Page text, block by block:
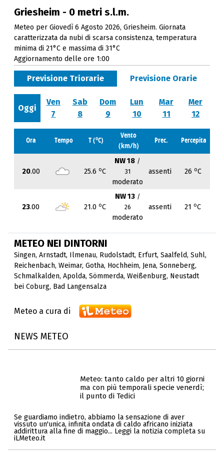
Griesheim - 0 metri s.l.m.
Meteo per Giovedì 6 Agosto 2026, Griesheim. Giornata
caratterizzata da nubi di scarsa consistenza, temperatura
minima di 21°C e massima di 31°C
Aggiornamento delle ore 1:00
Previsione Triorarie Previsione Orarie
Oggi
Ven
7
Sab
8
Dom
9
Lun
10
Mar
11
Mer
12
Ora Tempo T (oC)
Vento
(km/h)
Prec. Percepita
20.00 25.6 oC
NW 18 /
31
moderato
assenti 26 oC
23.00 21.0 oC
NW 13 /
26
moderato
assenti 21 oC
METEO NEI DINTORNI
Singen, Arnstadt, Ilmenau, Rudolstadt, Erfurt, Saalfeld, Suhl,
Reichenbach, Weimar, Gotha, Hochheim, Jena, Sonneberg,
Schmalkalden, Apolda, Sömmerda, Weißenburg, Neustadt
bei Coburg, Bad Langensalza
Meteo a cura di
NEWS METEO
Meteo: tanto caldo per altri 10 giorni
ma con più temporali specie venerdì;
il punto di Tedici
Se guardiamo indietro, abbiamo la sensazione di aver
vissuto un'unica, infinita ondata di caldo africano iniziata
addirittura alla fine di maggio... Leggi la notizia completa su
iLMeteo.it